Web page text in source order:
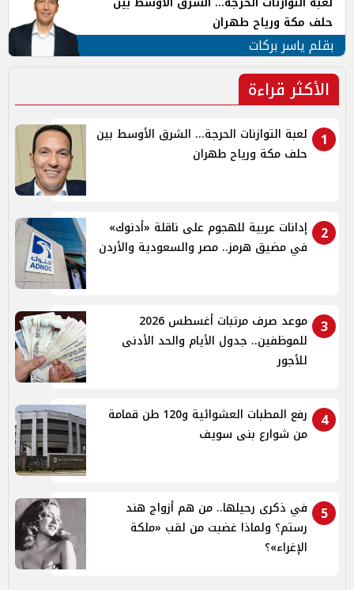
حلف مكة ورياح طهران
بقلم ياسر بركات
الأكثر قراءة
1
لعبة التوازنات الحرجة... الشرق الأوسط بين
حلف مكة ورياح طهران
2
إدانات عربية للهجوم على ناقلة «أدنوك»
في مضيق هرمز.. مصر والسعودية والأردن
3
موعد صرف مرتبات أغسطس 2026
للموظفين.. جدول الأيام والحد الأدنى
للأجور
4
رفع المطبات العشوائية و120 طن قمامة
من شوارع بنى سويف
5
في ذكرى رحيلها.. من هم أزواج هند
رستم؟ ولماذا غضبت من لقب «ملكة
الإغراء»؟